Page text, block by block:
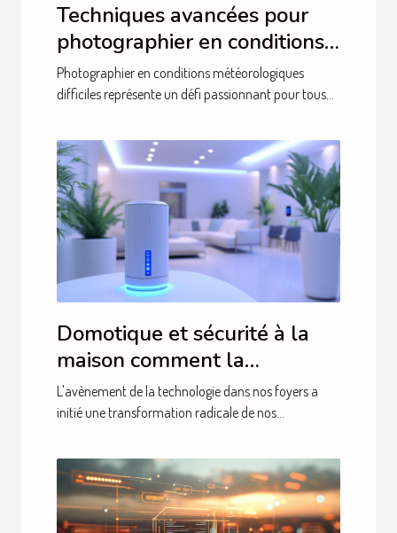
Techniques avancées pour
photographier en conditions
météorologiques difficiles
Photographier en conditions météorologiques
difficiles représente un défi passionnant pour tous...
Domotique et sécurité à la
maison comment la
technologie transforme notre
quotidien
L'avènement de la technologie dans nos foyers a
initié une transformation radicale de nos...